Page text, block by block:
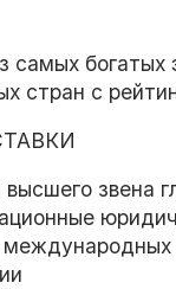
самых
стран с
звена